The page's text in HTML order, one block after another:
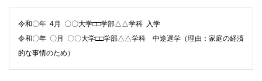
令和〇年 4月 〇〇大学□□学部△△学科 入学
令和〇年 〇月 〇〇大学□□学部△△学科 中途退学（理由：家庭の経済
的な事情のため）